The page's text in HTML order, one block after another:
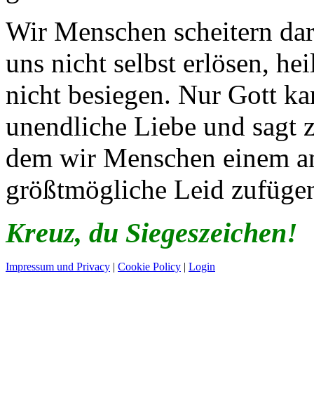
Wir Menschen scheitern
uns nicht selbst erlösen,
nicht besiegen. Nur Gott
unendliche Liebe und sagt
dem wir Menschen einem
größtmögliche Leid
Kreuz, du Siegeszeichen!
Impressum und Privacy | Cookie Policy | Login